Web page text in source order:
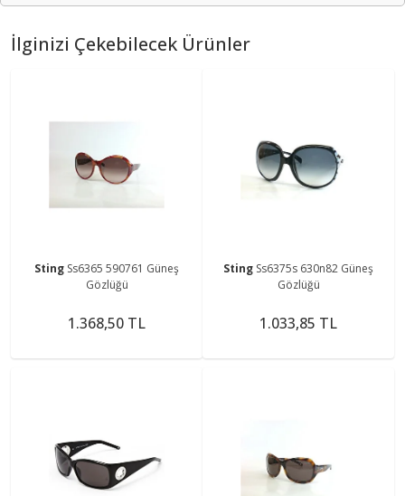
İlginizi Çekebilecek Ürünler
Sting Ss6365 590761 Güneş
Gözlüğü
1.368,50 TL
Sting Ss6375s 630n82 Güneş
Gözlüğü
1.033,85 TL